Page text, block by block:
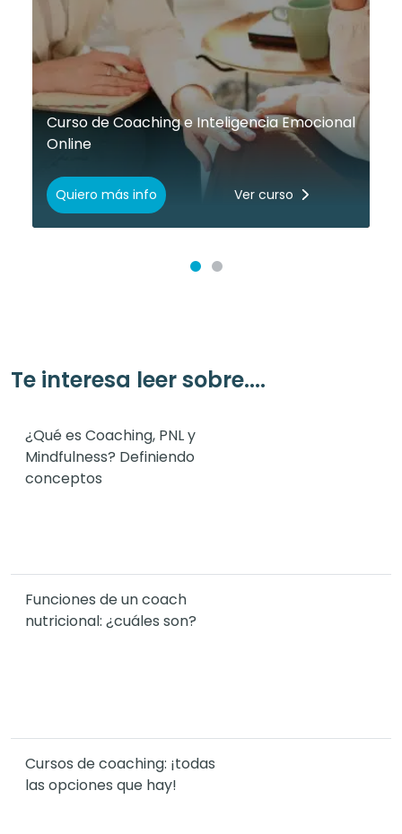
Curso de Coaching e Inteligencia Emocional
Online
Quiero más info Ver curso
Te interesa leer sobre....
¿Qué es Coaching, PNL y
Mindfulness? Definiendo
conceptos
Funciones de un coach
nutricional: ¿cuáles son?
Cursos de coaching: ¡todas
las opciones que hay!